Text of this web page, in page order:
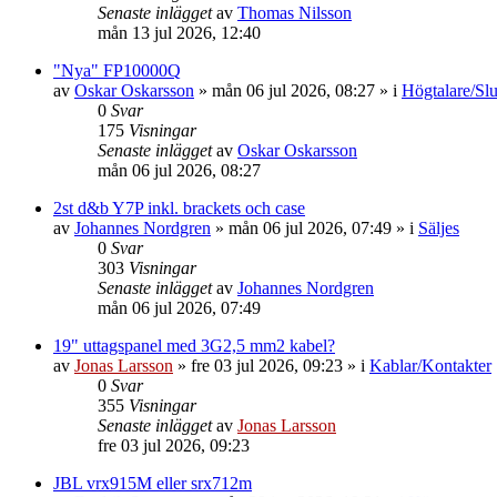
Senaste inläggetav Thomas Nilsson
mån 13 jul 2026, 12:40
"Nya" FP10000Q
av Oskar Oskarsson » mån 06 jul 2026, 08:27 » i Högtalare/
0 Svar
175 Visningar
Senaste inläggetav Oskar Oskarsson
mån 06 jul 2026, 08:27
2st d&b Y7P inkl. brackets och case
av Johannes Nordgren » mån 06 jul 2026, 07:49 » i Säljes
0 Svar
303 Visningar
Senaste inläggetav Johannes Nordgren
mån 06 jul 2026, 07:49
19" uttagspanel med 3G2,5 mm2 kabel?
av Jonas Larsson » fre 03 jul 2026, 09:23 » i Kablar/Kontakter
0 Svar
355 Visningar
Senaste inläggetav Jonas Larsson
fre 03 jul 2026, 09:23
JBL vrx915M eller srx712m